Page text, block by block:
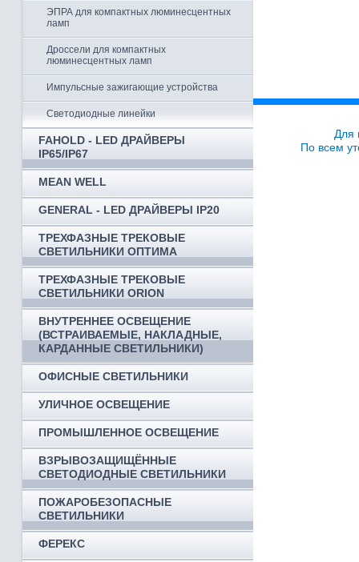
ЭПРА для компактных люминесцентных
ламп
Дроссели для компактных
люминесцентных ламп
Импульсные зажигающие устройства
Светодиодные линейки
FAHOLD - LED ДРАЙВЕРЫ
IP65/IP67
MEAN WELL
GENERAL - LED ДРАЙВЕРЫ IP20
ТРЕХФАЗНЫЕ ТРЕКОВЫЕ
СВЕТИЛЬНИКИ ОПТИМА
ТРЕХФАЗНЫЕ ТРЕКОВЫЕ
СВЕТИЛЬНИКИ ORION
ВНУТРЕННЕЕ ОСВЕЩЕНИЕ
(ВСТРАИВАЕМЫЕ, НАКЛАДНЫЕ,
КАРДАННЫЕ СВЕТИЛЬНИКИ)
ОФИСНЫЕ СВЕТИЛЬНИКИ
УЛИЧНОЕ ОСВЕЩЕНИЕ
ПРОМЫШЛЕННОЕ ОСВЕЩЕНИЕ
ВЗРЫВОЗАЩИЩЁННЫЕ
СВЕТОДИОДНЫЕ СВЕТИЛЬНИКИ
ПОЖАРОБЕЗОПАСНЫЕ
СВЕТИЛЬНИКИ
ФЕРЕКС
Для
По всем